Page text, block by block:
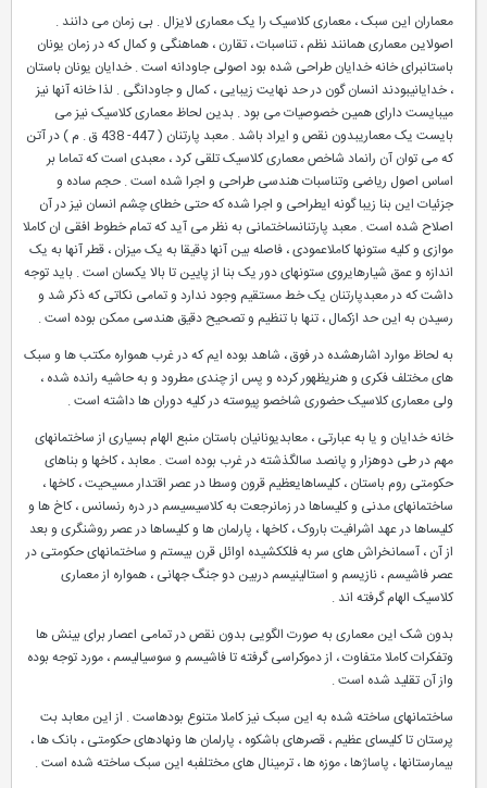
معماران این سبک ، معماری کلاسیک را یک معماری لایزال . بی زمان می دانند .
اصولاین معماری همانند نظم ، تناسبات ، تقارن ، هماهنگی و کمال که در زمان یونان
باستانبرای خانه خدایان طراحی شده بود اصولی جاودانه است . خدایان یونان باستان
، خدایانیبودند انسان گون در حد نهایت زیبایی ، کمال و جاودانگی . لذا خانه آنها نیز
میبایست دارای همین خصوصیات می بود . بدین لحاظ معماری کلاسیک نیز می
بایست یک معماریبدون نقص و ایراد باشد . معبد پارتنان ( 447- 438 ق . م ) در آتن
که می توان آن رانماد شاخص معماری کلاسیک تلقی کرد ، معبدی است که تماما بر
اساس اصول ریاضی وتناسبات هندسی طراحی و اجرا شده است . حجم ساده و
جزئیات این بنا زیبا گونه ایطراحی و اجرا شده که حتی خطای چشم انسان نیز در آن
اصلاح شده است . معبد پارتنانساختمانی به نظر می آید که تمام خطوط افقی ان کاملا
موازی و کلیه ستونها کاملاعمودی ، فاصله بین آنها دقیقا به یک میزان ، قطر آنها به یک
اندازه و عمق شیارهایروی ستونهای دور یک بنا از پایین تا بالا یکسان است . باید توجه
داشت که در معبدپارتنان یک خط مستقیم وجود ندارد و تمامی نکاتی که ذکر شد و
رسیدن به این حد ازکمال ، تنها با تنظیم و تصحیح دقیق هندسی ممکن بوده است .
به لحاظ موارد اشارهشده در فوق ، شاهد بوده ایم که در غرب همواره مکتب ها و سبک
های مختلف فکری و هنریظهور کرده و پس از چندی مطرود و به حاشیه رانده شده ،
ولی معماری کلاسیک حضوری شاخصو پیوسته در کلیه دوران ها داشته است .
خانه خدایان و یا به عبارتی ، معابدیونانیان باستان منبع الهام بسیاری از ساختمانهای
مهم در طی دوهزار و پانصد سالگذشته در غرب بوده است . معابد ، کاخها و بناهای
حکومتی روم باستان ، کلیساهایعظیم قرون وسطا در عصر اقتدار مسیحیت ، کاخها ،
ساختمانهای مدنی و کلیساها در زمانرجعت به کلاسیسیسم در دره رنسانس ، کاخ ها و
کلیساها در عهد اشرافیت باروک ، کاخها ، پارلمان ها و کلیساها در عصر روشنگری و بعد
از آن ، آسمانخراش های سر به فلککشیده اوائل قرن بیستم و ساختمانهای حکومتی در
عصر فاشیسم ، نازیسم و استالینیسم دربین دو جنگ جهانی ، همواره از معماری
کلاسیک الهام گرفته اند .
بدون شک این معماری به صورت الگویی بدون نقص در تمامی اعصار برای بینش ها
وتفکرات کاملا متفاوت ، از دموکراسی گرفته تا فاشیسم و سوسیالیسم ، مورد توجه بوده
واز آن تقلید شده است .
ساختمانهای ساخته شده به این سبک نیز کاملا متنوع بودهاست . از این معابد بت
پرستان تا کلیسای عظیم ، قصرهای باشکوه ، پارلمان ها ونهادهای حکومتی ، بانک ها ،
بیمارستانها ، پاساژها ، موزه ها ، ترمینال های مختلفبه این سبک ساخته شده است .